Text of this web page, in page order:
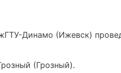
Динамо (Ижевск)
(Грозный).